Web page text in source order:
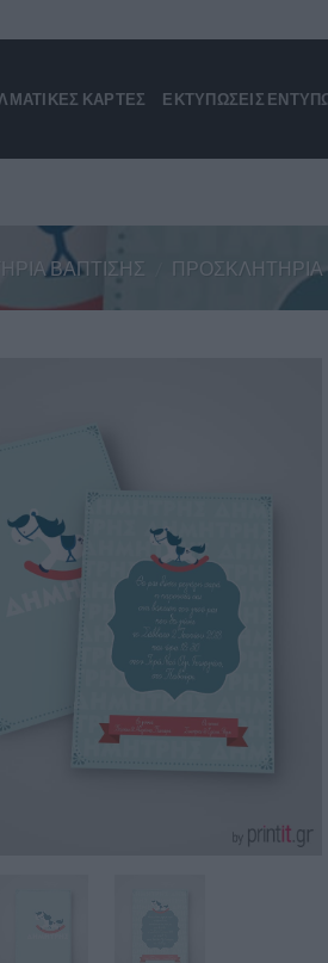
ΚΆΡΤΕΣ ΕΚΤΥΠΩΣΕΙΣ
ΒΆΠΤΙΣΗΣ ΠΡΟΣΚΛΗΤΉΡΙΑ